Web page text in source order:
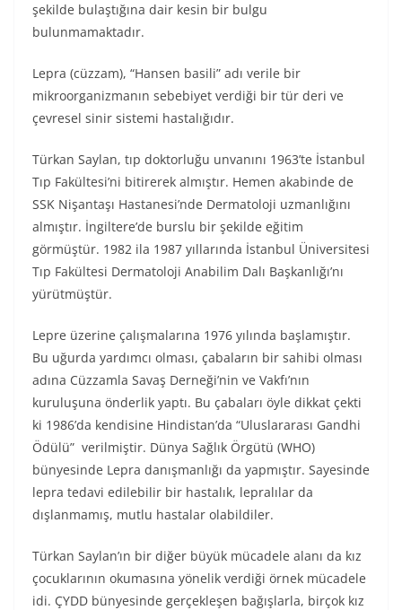
şekilde bulaştığına dair kesin bir bulgu
bulunmamaktadır.
Lepra (cüzzam), “Hansen basili” adı verile bir
mikroorganizmanın sebebiyet verdiği bir tür deri ve
çevresel sinir sistemi hastalığıdır.
Türkan Saylan, tıp doktorluğu unvanını 1963’te İstanbul
Tıp Fakültesi’ni bitirerek almıştır. Hemen akabinde de
SSK Nişantaşı Hastanesi’nde Dermatoloji uzmanlığını
almıştır. İngiltere’de burslu bir şekilde eğitim
görmüştür. 1982 ila 1987 yıllarında İstanbul Üniversitesi
Tıp Fakültesi Dermatoloji Anabilim Dalı Başkanlığı’nı
yürütmüştür.
Lepre üzerine çalışmalarına 1976 yılında başlamıştır.
Bu uğurda yardımcı olması, çabaların bir sahibi olması
adına Cüzzamla Savaş Derneği’nin ve Vakfı’nın
kuruluşuna önderlik yaptı. Bu çabaları öyle dikkat çekti
ki 1986’da kendisine Hindistan’da “Uluslararası Gandhi
Ödülü” verilmiştir. Dünya Sağlık Örgütü (WHO)
bünyesinde Lepra danışmanlığı da yapmıştır. Sayesinde
lepra tedavi edilebilir bir hastalık, lepralılar da
dışlanmamış, mutlu hastalar olabildiler.
Türkan Saylan’ın bir diğer büyük mücadele alanı da kız
çocuklarının okumasına yönelik verdiği örnek mücadele
idi. ÇYDD bünyesinde gerçekleşen bağışlarla, birçok kız